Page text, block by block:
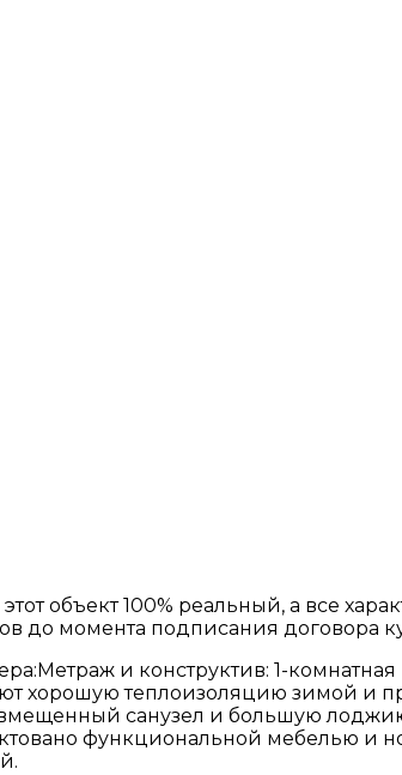
объект 100% реальный, а все
до момента подписания договора
и конструктив: 1-
хорошую теплоизоляцию зимой и
санузел и большую
функциональной мебелью и